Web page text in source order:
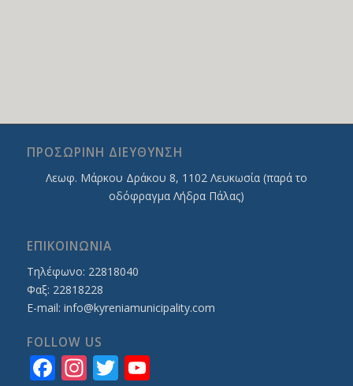
ΠΡΟΣΩΡΙΝΗ ΔΙΕΥΘΥΝΣΗ
Λεωφ. Mάρκου Δράκου 8, 1102 Λευκωσία (παρά το
οδόφραγμα Λήδρα Πάλας)
ΕΠΙΚΟΙΝΩΝΙΑ
Τηλέφωνο: 22818040
Φαξ: 22818228
E-mail: info@kyreniamunicipality.com
FOLLOW US
Facebook
Instagram
Twitter
YouTube